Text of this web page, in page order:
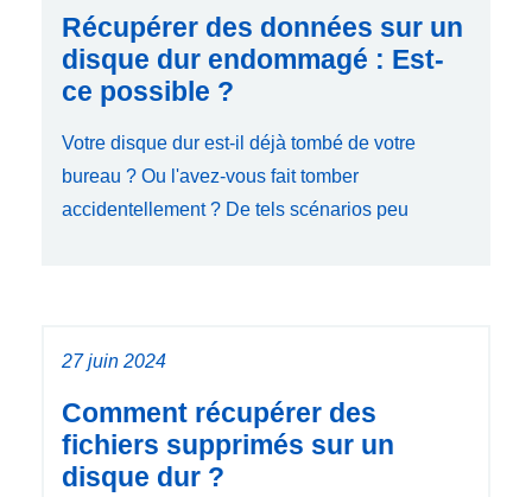
Récupérer des données sur un
disque dur endommagé : Est-
ce possible ?
Votre disque dur est-il déjà tombé de votre
bureau ? Ou l'avez-vous fait tomber
accidentellement ? De tels scénarios peu
27 juin 2024
Comment récupérer des
fichiers supprimés sur un
disque dur ?